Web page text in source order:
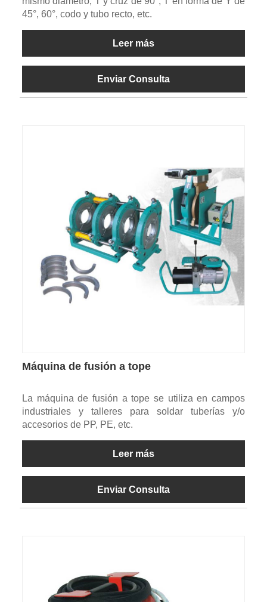
45°, 60°, codo y tubo recto, etc.
Leer más
Enviar Consulta
Máquina de fusión a tope
La máquina de fusión a tope se utiliza en campos
industriales y talleres para soldar tuberías y/o
accesorios de PP, PE, etc.
Leer más
Enviar Consulta